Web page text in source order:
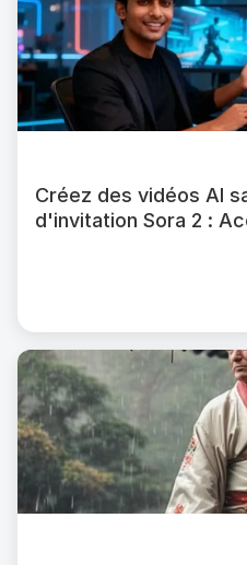
Créez des vidéos AI
d'invitation Sora 2 :